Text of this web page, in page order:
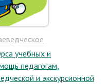
учебных и
педагогам,
и экскурсионной